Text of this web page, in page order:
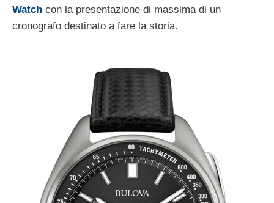
Watch con la presentazione di massima di un
cronografo destinato a fare la storia.